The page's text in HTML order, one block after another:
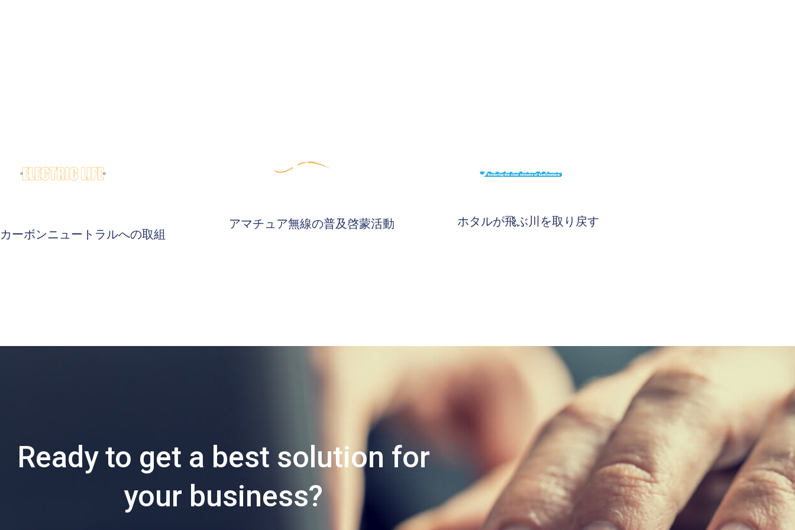
カーボンニュートラルへの取組
アマチュア無線の普及啓蒙活動 ホタルが飛ぶ川を取り戻す
Ready to get a best solution for
your business?